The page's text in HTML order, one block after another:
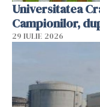
Universitatea
Campionilor,
29 IULIE 2026